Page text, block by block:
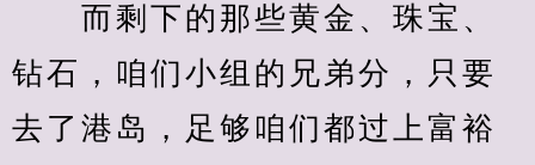
而剩下的那些黄金、珠宝、
钻石，咱们小组的兄弟分，只要
去了港岛，足够咱们都过上富裕